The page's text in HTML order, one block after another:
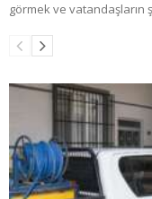
görmek ve